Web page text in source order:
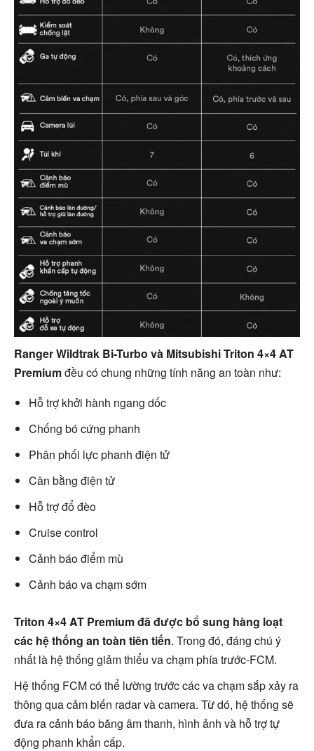
Ranger Wildtrak Bi-Turbo và Mitsubishi Triton 4×4 AT
Premiumđều có chung những tính năng an toàn như:
Hỗ trợ khởi hành ngang dốc
Chống bó cứng phanh
Phân phối lực phanh điện tử
Cân bằng điện tử
Hỗ trợ đổ đèo
Cruise control
Cảnh báo điểm mù
Cảnh báo va chạm sớm
Triton 4×4 AT Premium đã được bổ sung hàng loạt
các hệ thống an toàn tiên tiến. Trong đó, đáng chú ý
nhất là hệ thống giảm thiểu va chạm phía trước-FCM.
Hệ thống FCM có thể lường trước các va chạm sắp xảy ra
thông qua cảm biến radar và camera. Từ dó, hệ thống sẽ
đưa ra cảnh báo băng âm thanh, hình ảnh và hỗ trợ tự
động phanh khẩn cấp.